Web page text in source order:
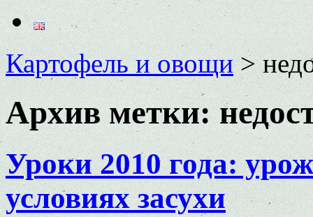
Картофель и овощи>
Архив метки:
Уроки 2010 года:
условиях засухи